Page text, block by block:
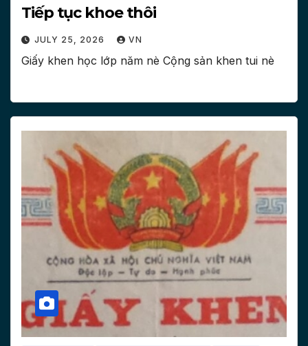
Tiếp tục khoe thôi
JULY 25, 2026 VN
Giấy khen học lớp năm nè Cộng sản khen tui nè